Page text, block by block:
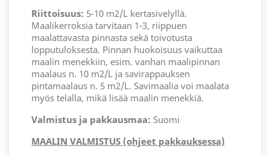
Riittoisuus: 5-10 m2/L kertasivelyllä.
Maalikerroksia tarvitaan 1-3, riippuen
maalattavasta pinnasta sekä toivotusta
lopputuloksesta. Pinnan huokoisuus vaikuttaa
maalin menekkiin, esim. vanhan maalipinnan
maalaus n. 10 m2/L ja savirappauksen
pintamaalaus n. 5 m2/L. Savimaalia voi maalata
myös telalla, mikä lisää maalin menekkiä.
Valmistus ja pakkausmaa: Suomi
MAALIN VALMISTUS (ohjeet pakkauksessa)